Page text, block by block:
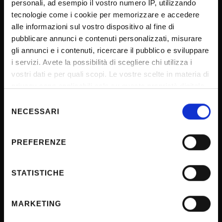
personali, ad esempio il vostro numero IP, utilizzando
tecnologie come i cookie per memorizzare e accedere
alle informazioni sul vostro dispositivo al fine di
pubblicare annunci e contenuti personalizzati, misurare
gli annunci e i contenuti, ricercare il pubblico e sviluppare
i servizi. Avete la possibilità di scegliere chi utilizza i
vostri dati e per quali scopi. Le vostre scelte in materia di
modificare o revocare il proprio consenso in qualsiasi
momento dalla Dichiarazione sui cookie o facendo clic
raccogliere informazioni sulla tua posizione
geografica, con un'approssimazione di qualche
Identificare il tuo dispositivo, scansionandolo
delNECESSARI
PREFERENZE
STATISTICHE
MARKETING
UNIVERSITY SERVICES
Transparency
Official University Register
Procurement
Terms and conditions
Cookie
Events